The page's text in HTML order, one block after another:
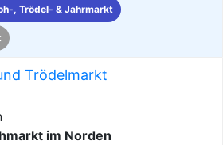
, Trödel- & Jahrmarkt
Trödelmarkt
im Norden